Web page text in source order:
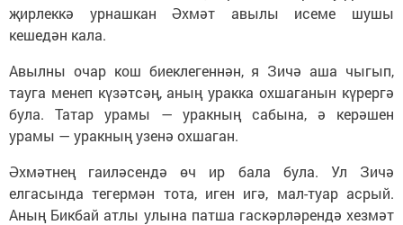
җирлеккә урнашкан Әхмәт авылы исеме шушы
кешедән кала.
Авылны очар кош биеклегеннән, я Зичә аша чыгып,
тауга менеп күзәтсәң, аның уракка охшаганын күрергә
була. Татар урамы — уракның сабына, ә керәшен
урамы — уракның узенә охшаган.
Әхмәтнең гаиләсендә өч ир бала була. Ул Зичә
елгасында тегермән тота, иген игә, мал-туар асрый.
Аның Бикбай атлы улына патша гаскәрләрендә хезмәт